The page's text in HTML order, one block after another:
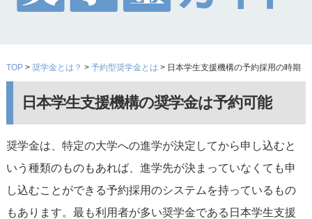
TOP> 奨学金とは？ > 予約型奨学金とは > 日本学生支援機構の予約採用の時期
日本学生支援機構の奨学金は予約可能
奨学金は、特定の大学への進学が決定してから申し込むと
いう種類のものもあれば、進学先が決まっていなくても申
し込むことができる予約採用のシステムを持っているもの
もあります。最も利用者が多い奨学金である日本学生支援